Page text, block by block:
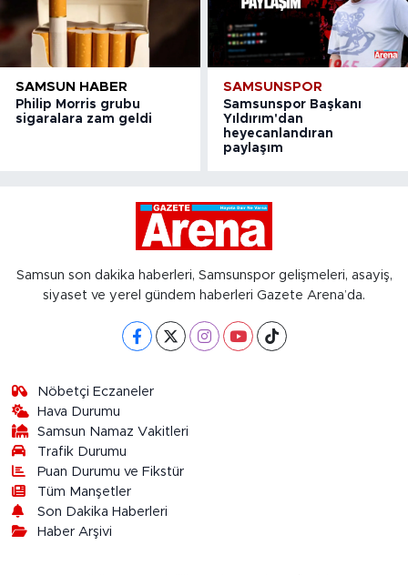
SAMSUN HABER
Philip Morris grubu
sigaralara zam geldi
SAMSUNSPOR
Samsunspor Başkanı
Yıldırım'dan
heyecanlandıran
paylaşım
Samsun son dakika haberleri, Samsunspor gelişmeleri, asayiş,
siyaset ve yerel gündem haberleri Gazete Arena’da.
Nöbetçi Eczaneler
Hava Durumu
Samsun Namaz Vakitleri
Trafik Durumu
Puan Durumu ve Fikstür
Tüm Manşetler
Son Dakika Haberleri
Haber Arşivi